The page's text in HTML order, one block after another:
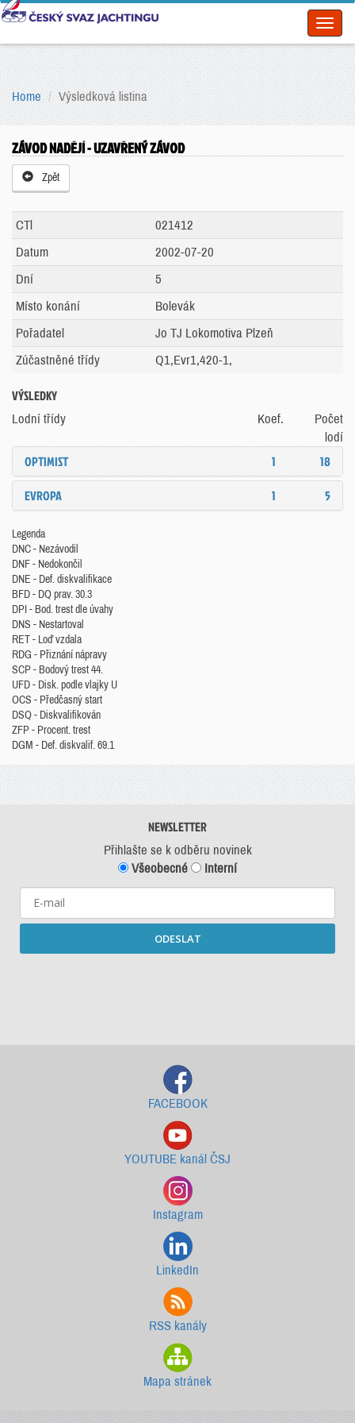
Home Výsledková listina
ZÁVOD NADĚJÍ - UZAVŘENÝ ZÁVOD
Zpět
CTl
021412
Datum
2002-07-20
Dní
5
Místo konání
Bolevák
Pořadatel
Jo TJ Lokomotiva Plzeň
Zúčastněné třídy
Q1,Evr1,420-1,
VÝSLEDKY
Lodní třídy Koef.
Počet
lodí
OPTIMIST 1
18
EVROPA
1 5
Legenda
DNC - Nezávodil
DNF - Nedokončil
DNE - Def. diskvalifikace
BFD - DQ prav. 30.3
DPI - Bod. trest dle úvahy
DNS - Nestartoval
RET - Loď vzdala
RDG - Přiznání nápravy
SCP - Bodový trest 44.
UFD - Disk. podle vlajky U
OCS - Předčasný start
DSQ - Diskvalifikován
ZFP - Procent. trest
DGM - Def. diskvalif. 69.1
NEWSLETTER
Přihlašte se k odběru novinek
Všeobecné
Interní
ODESLAT
FACEBOOK
YOUTUBE kanál ČSJ
Instagram
LinkedIn
RSS kanály
Mapa stránek